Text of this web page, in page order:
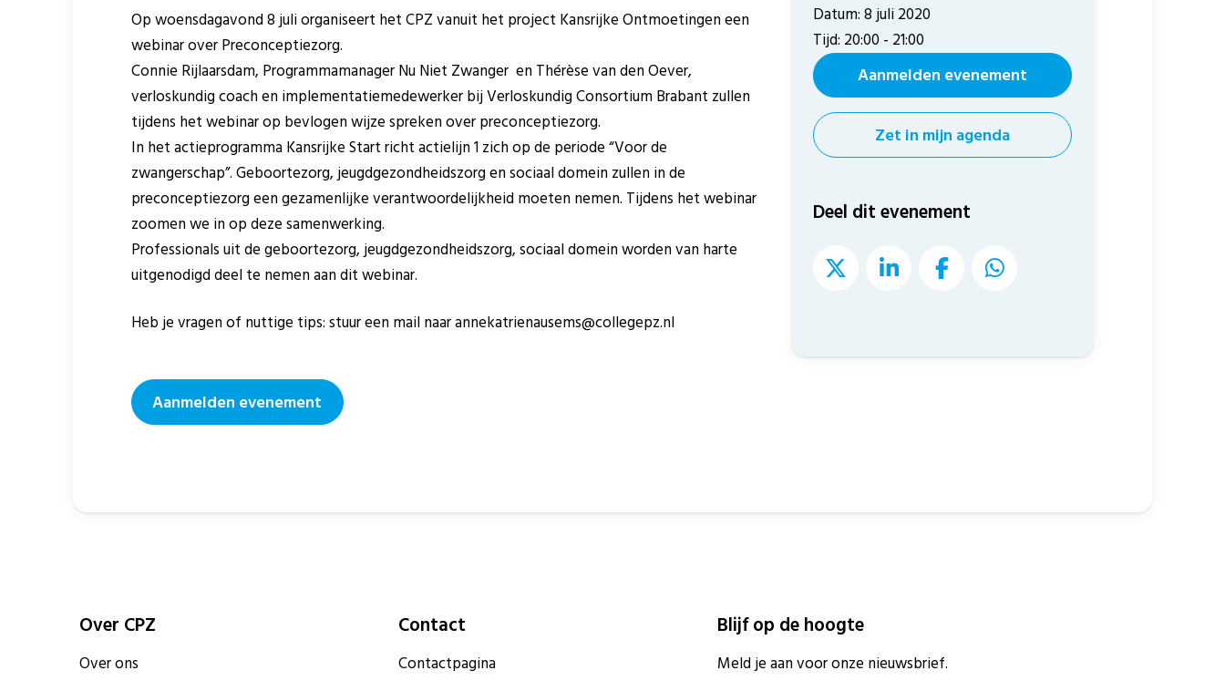
Op woensdagavond 8 juli organiseert het CPZ vanuit het project Kansrijke Ontmoetingen een
webinar over Preconceptiezorg.
Connie Rijlaarsdam, Programmamanager Nu Niet Zwanger en Thérèse van den Oever,
verloskundig coach en implementatiemedewerker bij Verloskundig Consortium Brabant zullen
tijdens het webinar op bevlogen wijze spreken over preconceptiezorg.
In het actieprogramma Kansrijke Start richt actielijn 1 zich op de periode “Voor de
zwangerschap”. Geboortezorg, jeugdgezondheidszorg en sociaal domein zullen in de
preconceptiezorg een gezamenlijke verantwoordelijkheid moeten nemen. Tijdens het webinar
zoomen we in op deze samenwerking.
Professionals uit de geboortezorg, jeugdgezondheidszorg, sociaal domein worden van harte
uitgenodigd deel te nemen aan dit webinar.
Heb je vragen of nuttige tips: stuur een mail naar annekatrienausems@collegepz.nl
Aanmelden evenement
Datum: 8 juli 2020
Tijd: 20:00 - 21:00
Aanmelden evenement
Zet in mijn agenda
Deel dit evenement
Over CPZ
Over ons
Contact
Contactpagina
Blijf op de hoogte
Meld je aan voor onze nieuwsbrief.